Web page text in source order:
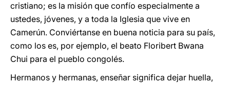
cristiano; es la misión que confío especialmente a
ustedes, jóvenes, y a toda la Iglesia que vive en
Camerún. Conviértanse en buena noticia para su país,
como los es, por ejemplo, el beato Floribert Bwana
Chui para el pueblo congolés.
Hermanos y hermanas, enseñar significa dejar huella,